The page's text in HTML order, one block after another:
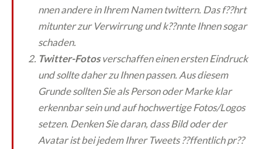
nnen andere in Ihrem Namen twittern. Das f??hrt
mitunter zur Verwirrung und k??nnte Ihnen sogar
schaden.
Twitter-Fotosverschaffen einen ersten Eindruck
und sollte daher zu Ihnen passen. Aus diesem
Grunde sollten Sie als Person oder Marke klar
erkennbar sein und auf hochwertige Fotos/Logos
setzen. Denken Sie daran, dass Bild oder der
Avatar ist bei jedem Ihrer Tweets ??ffentlich pr??